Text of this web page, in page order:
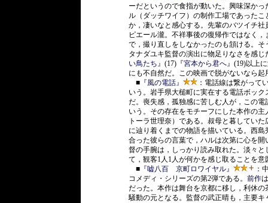
ーだというので食指が動いた。興味深か
ル（ダッチワイフ）の制作工場であった
か，凄いなと感心する。先輩のバツイチ
ピエール瀧。不祥事後の復帰作ではなく
で，撮り直しをしなかったのも頷ける。
タナダユキ監督の演出に物足りなさを感
い鳥たち』(17)『宮本から君へ』(19)以上
にも不自然だ。この映画で脱がないなら
■ 『風の電話』
：電話線は繋がって
いう。岩手県大槌町に実在する電話ボッ
だ。喪失感，孤独感に苦しむ人が，この
いう。その存在をモチーフにした本作の
トーラ世理奈）である。叔母と暮してい
に辿り着くまでの物語を描いている。西
合った彼らの言葉で，ハルは次第に心を
督の手腕は，しっかり読み取れた。淡々
て，観客1人1人が何かを感じ取ることを
■ 『嘘八百 京町ロワイヤル』
：
コメディ・シリーズの第2弾である。 前作
だった。本作は舞台を京都に移し，利休
騒動の元となる。監督の武正晴も，主要